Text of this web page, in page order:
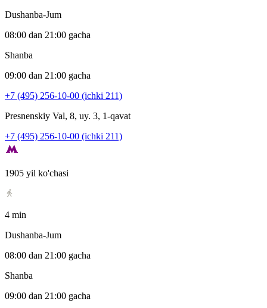
Dushanba-Jum
08:00 dan 21:00 gacha
Shanba
09:00 dan 21:00 gacha
+7 (495) 256-10-00 (ichki 211)
Presnenskiy Val, 8, uy. 3, 1-qavat
+7 (495) 256-10-00 (ichki 211)
1905 yil ko'chasi
4 min
Dushanba-Jum
08:00 dan 21:00 gacha
Shanba
09:00 dan 21:00 gacha